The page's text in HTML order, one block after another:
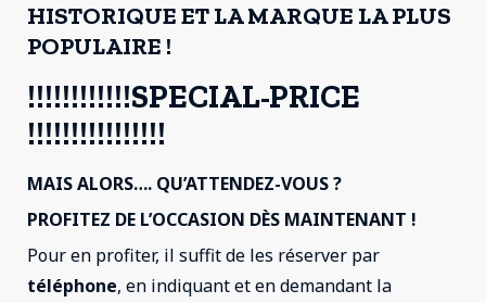
HISTORIQUE ET LA MARQUE LA PLUS
POPULAIRE !
!!!!!!!!!!!!SPECIAL-PRICE
!!!!!!!!!!!!!!!!
MAIS ALORS…. QU’ATTENDEZ-VOUS ?
PROFITEZ DE L’OCCASION DÈS MAINTENANT !
Pour en profiter, il suffit de les réserver par
téléphone, en indiquant et en demandant la